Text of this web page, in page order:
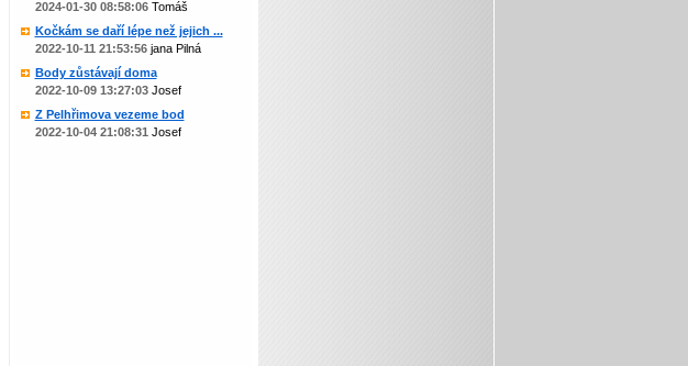
2024-01-30 08:58:06Tomáš
Kočkám se daří lépe než jejich ...
2022-10-11 21:53:56jana Pilná
Body zůstávají doma
2022-10-09 13:27:03Josef
Z Pelhřimova vezeme bod
2022-10-04 21:08:31 Josef